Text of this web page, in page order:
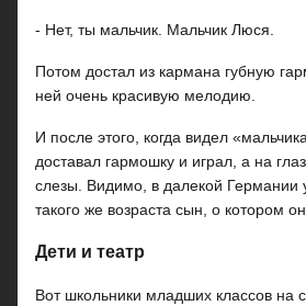
- Нет, ты мальчик. Мальчик Люся.
Потом достал из кармана губную
ней очень красивую мелодию.
И после этого, когда видел
доставал гармошку и играл, а на
слезы. Видимо, в далекой Германии
такого же возраста сын, о котором
Дети и театр
Вот школьники младших классов на